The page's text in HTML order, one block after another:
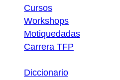
Cursos
Workshops
Motiquedadas
Carrera TFP
Diccionario